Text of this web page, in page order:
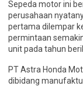
Sepeda motor ini
perusahaan
pertama dilempar
permintaan
unit pada tahun
PT Astra Honda
dibidang